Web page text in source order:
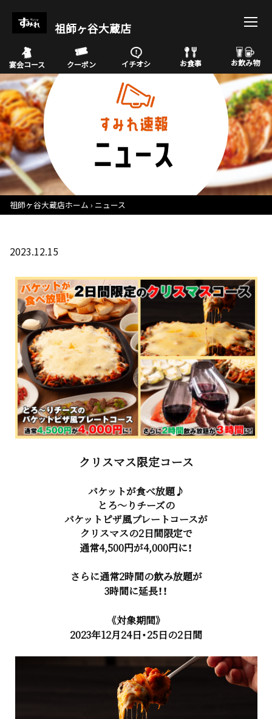
祖師ヶ谷大蔵店
宴会コース クーポン イチオシ お食事 お飲み物
祖師ヶ谷大蔵店ホーム ニュース
2023.12.15
クリスマス限定コース
バケットが食べ放題♪
とろ～りチーズの
バケットピザ風プレートコースが
クリスマスの2日間限定で
通常4,500円が4,000円に！
さらに通常2時間の飲み放題が
3時間に延長！！
《対象期間》
2023年12月24日・25日の2日間